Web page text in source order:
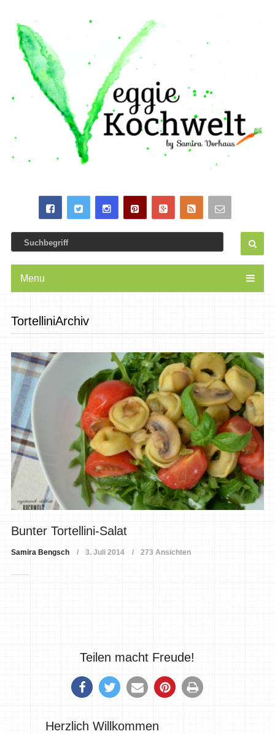
Menu
TortelliniArchiv
Bunter Tortellini-Salat
Samira Bengsch 3. Juli 2014 273 Ansichten
Teilen macht Freude!
Herzlich Willkommen